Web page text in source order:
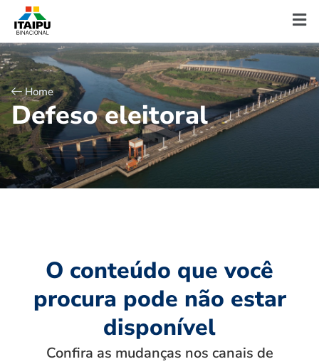
Home
Defeso eleitoral
O conteúdo que você
procura pode não estar
disponível
Confira as mudanças nos canais de